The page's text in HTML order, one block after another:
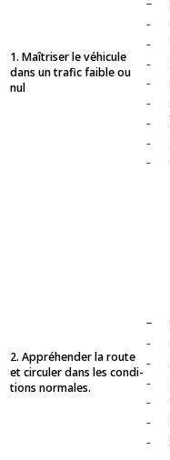
1. Maî­tri­ser le vé­hi­cule
dans un tra­fic faible ou
nul
–
–
–
–
–
–
–
–
2. Ap­pré­hen­der la route
et cir­cu­ler dans les condi­
tions nor­males.
–
–
–
–
–
–
–